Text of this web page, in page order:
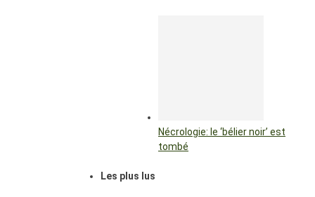
Nécrologie: le ‘bélier noir’ est
tombé
Les plus lus